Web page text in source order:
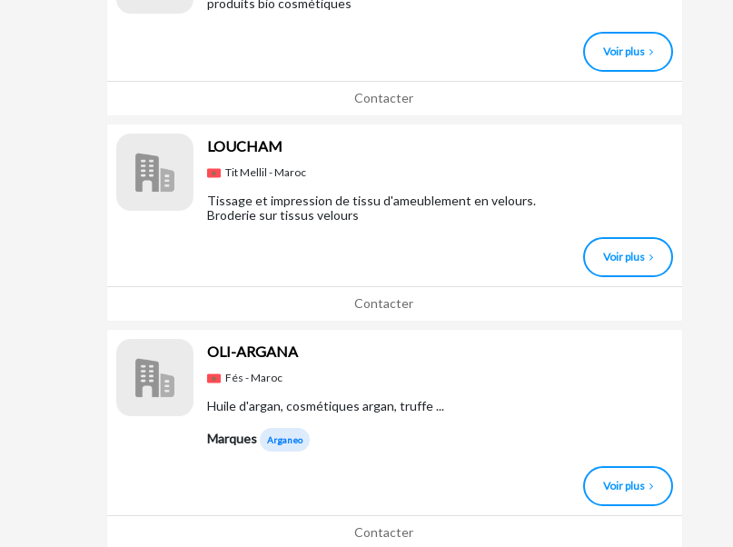
Voir plus
Contacter
LOUCHAM
Tit Mellil - Maroc
Tissage et impression de tissu d'ameublement en velours.
Broderie sur tissus velours
Voir plus
Contacter
OLI-ARGANA
Fés - Maroc
Huile d'argan, cosmétiques argan, truffe ...
Marques Arganeo
Voir plus
Contacter